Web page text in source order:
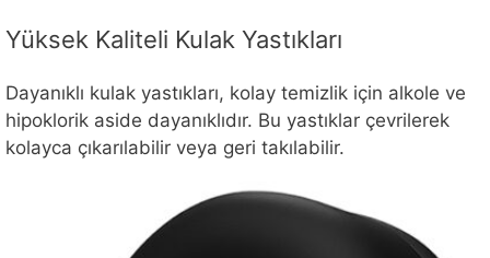
Yüksek Kaliteli Kulak Yastıkları
Dayanıklı kulak yastıkları, kolay temizlik için alkole ve
hipoklorik aside dayanıklıdır. Bu yastıklar çevrilerek
kolayca çıkarılabilir veya geri takılabilir.